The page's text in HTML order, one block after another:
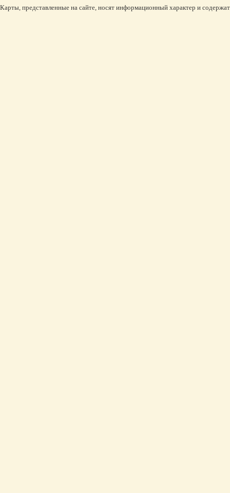
Карты, представленные на сайте, носят информационный характер и